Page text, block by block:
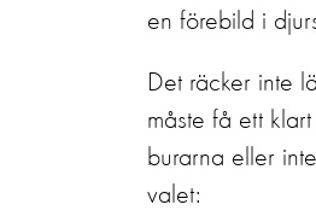
en förebild i
Det räcker inte
måste få ett
burarna eller
valet: